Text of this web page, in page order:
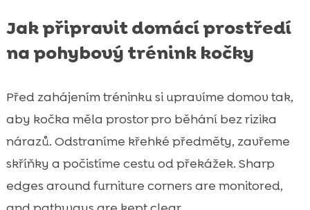
Jak připravit domácí prostředí
na pohybový trénink kočky
Před zahájením tréninku si upravíme domov tak,
aby kočka měla prostor pro běhání bez rizika
nárazů. Odstraníme křehké předměty, zavřeme
skříňky a počistíme cestu od překážek. Sharp
edges around furniture corners are monitored,